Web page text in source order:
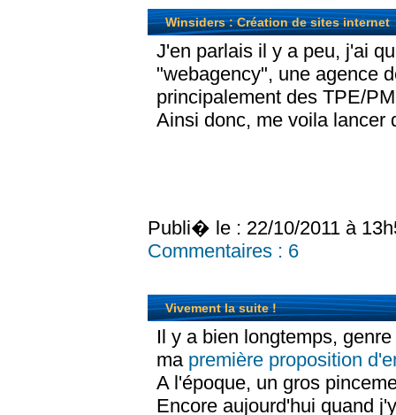
Winsiders : Création de sites internet
J'en parlais il y a peu, j'ai
"webagency", une agence
principalement des TPE/
Ainsi donc, me voila lancer
Publi� le : 22/10/2011 à
Commentaires : 6
Vivement la suite !
Il y a bien longtemps,
ma première proposition
A l'époque, un gros
Encore aujourd'hui quand